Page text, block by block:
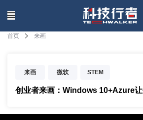
联系我们
首页 来画
来画 微软 STEM
教学
创业者来画：Windows 10+Azure